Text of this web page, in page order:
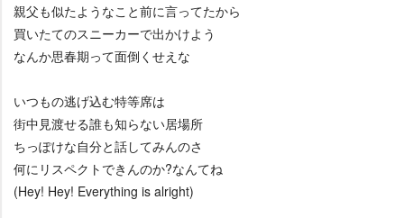
親父も似たようなこと前に言ってたから
買いたてのスニーカーで出かけよう
なんか思春期って面倒くせえな
いつもの逃げ込む特等席は
街中見渡せる誰も知らない居場所
ちっぽけな自分と話してみんのさ
何にリスペクトできんのか?なんてね
(Hey! Hey! Everything is alright)